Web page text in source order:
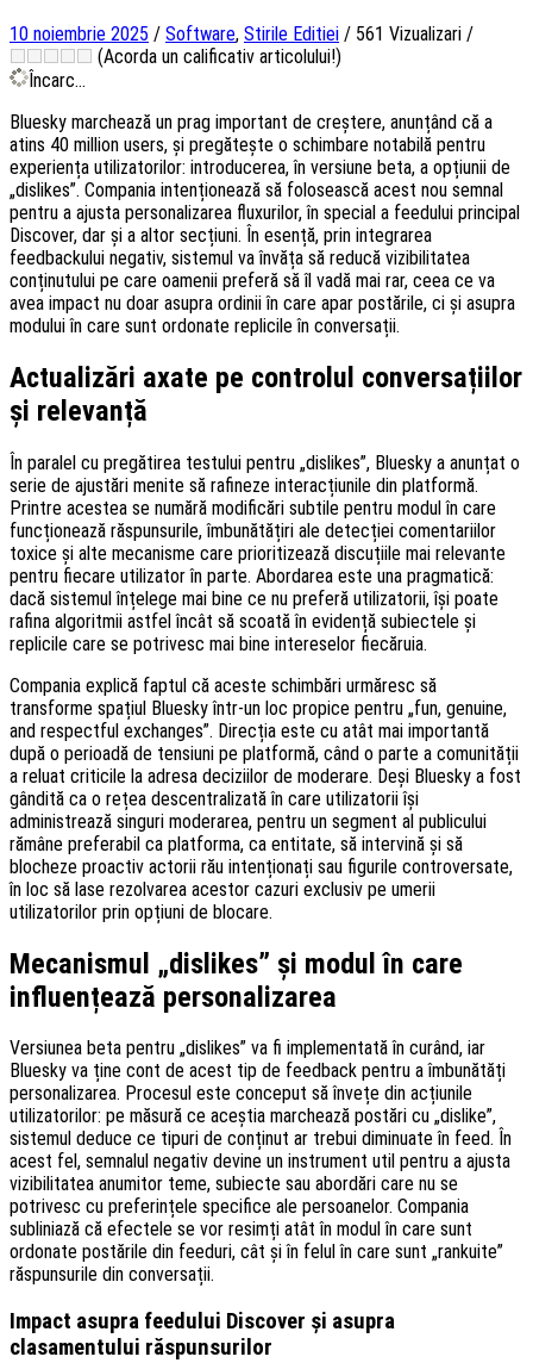
10 noiembrie 2025 / Software, Stirile Editiei / 561 Vizualizari /
(Acorda un calificativ articolului!)
Încarc...
Bluesky marchează un prag important de creștere, anunțând că a
atins 40 million users, și pregătește o schimbare notabilă pentru
experiența utilizatorilor: introducerea, în versiune beta, a opțiunii de
„dislikes”. Compania intenționează să folosească acest nou semnal
pentru a ajusta personalizarea fluxurilor, în special a feedului principal
Discover, dar și a altor secțiuni. În esență, prin integrarea
feedbackului negativ, sistemul va învăța să reducă vizibilitatea
conținutului pe care oamenii preferă să îl vadă mai rar, ceea ce va
avea impact nu doar asupra ordinii în care apar postările, ci și asupra
modului în care sunt ordonate replicile în conversații.
Actualizări axate pe controlul conversațiilor
și relevanță
În paralel cu pregătirea testului pentru „dislikes”, Bluesky a anunțat o
serie de ajustări menite să rafineze interacțiunile din platformă.
Printre acestea se numără modificări subtile pentru modul în care
funcționează răspunsurile, îmbunătățiri ale detecției comentariilor
toxice și alte mecanisme care prioritizează discuțiile mai relevante
pentru fiecare utilizator în parte. Abordarea este una pragmatică:
dacă sistemul înțelege mai bine ce nu preferă utilizatorii, își poate
rafina algoritmii astfel încât să scoată în evidență subiectele și
replicile care se potrivesc mai bine intereselor fiecăruia.
Compania explică faptul că aceste schimbări urmăresc să
transforme spațiul Bluesky într-un loc propice pentru „fun, genuine,
and respectful exchanges”. Direcția este cu atât mai importantă
după o perioadă de tensiuni pe platformă, când o parte a comunității
a reluat criticile la adresa deciziilor de moderare. Deși Bluesky a fost
gândită ca o rețea descentralizată în care utilizatorii își
administrează singuri moderarea, pentru un segment al publicului
rămâne preferabil ca platforma, ca entitate, să intervină și să
blocheze proactiv actorii rău intenționați sau figurile controversate,
în loc să lase rezolvarea acestor cazuri exclusiv pe umerii
utilizatorilor prin opțiuni de blocare.
Mecanismul „dislikes” și modul în care
influențează personalizarea
Versiunea beta pentru „dislikes” va fi implementată în curând, iar
Bluesky va ține cont de acest tip de feedback pentru a îmbunătăți
personalizarea. Procesul este conceput să învețe din acțiunile
utilizatorilor: pe măsură ce aceștia marchează postări cu „dislike”,
sistemul deduce ce tipuri de conținut ar trebui diminuate în feed. În
acest fel, semnalul negativ devine un instrument util pentru a ajusta
vizibilitatea anumitor teme, subiecte sau abordări care nu se
potrivesc cu preferințele specifice ale persoanelor. Compania
subliniază că efectele se vor resimți atât în modul în care sunt
ordonate postările din feeduri, cât și în felul în care sunt „rankuite”
răspunsurile din conversații.
Impact asupra feedului Discover și asupra
clasamentului răspunsurilor